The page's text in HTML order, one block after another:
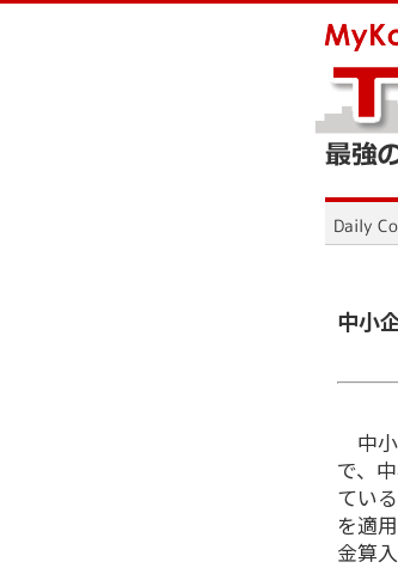
中小
中
で、
てい
を適
金算